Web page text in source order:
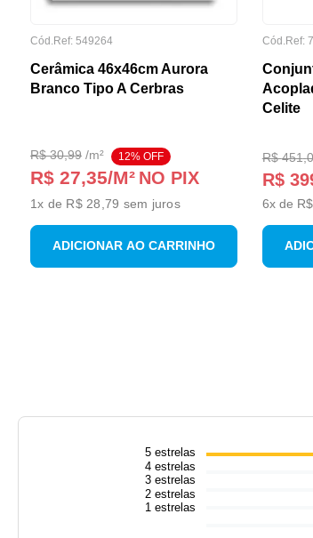
Cód.Ref: 549264
Cerâmica 46x46cm Aurora
Branco Tipo A Cerbras
R$ 30,99/m² 12% OFF
R$ 27,35/M² NO PIX
1x de R$ 28,79 sem juros
ADICIONAR AO CARRINHO
Cód.Ref:
Celite
R$ 451,
R$
6x de R$
5 estrelas
4 estrelas
3 estrelas
2 estrelas
1 estrelas